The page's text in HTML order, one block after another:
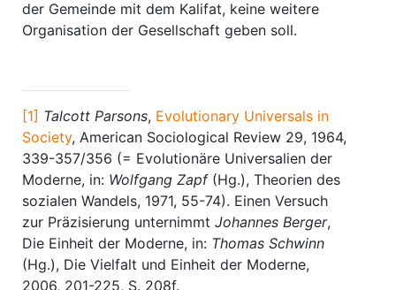
der Gemeinde mit dem Kalifat, keine weitere
Organisation der Gesellschaft geben soll.
[1] Talcott Parsons, Evolutionary Universals in
Society, American Sociological Review 29, 1964,
339-357/356 (= Evolutionäre Universalien der
Moderne, in: Wolfgang Zapf(Hg.), Theorien des
sozialen Wandels, 1971, 55-74). Einen Versuch
zur Präzisierung unternimmt Johannes Berger,
Die Einheit der Moderne, in: Thomas Schwinn
(Hg.), Die Vielfalt und Einheit der Moderne,
2006, 201-225, S. 208f.